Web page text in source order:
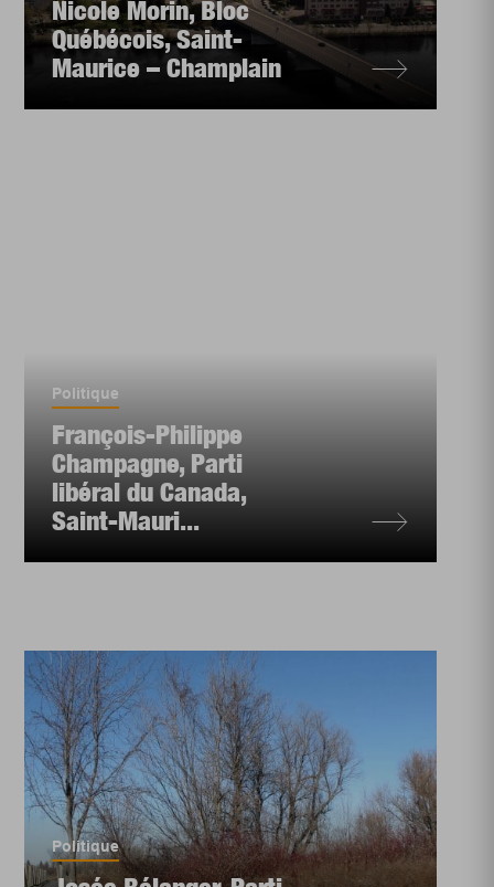
Nicole Morin, Bloc
Québécois, Saint-
Maurice – Champlain
Politique
François-Philippe
Champagne, Parti
libéral du Canada,
Saint-Mauri...
Politique